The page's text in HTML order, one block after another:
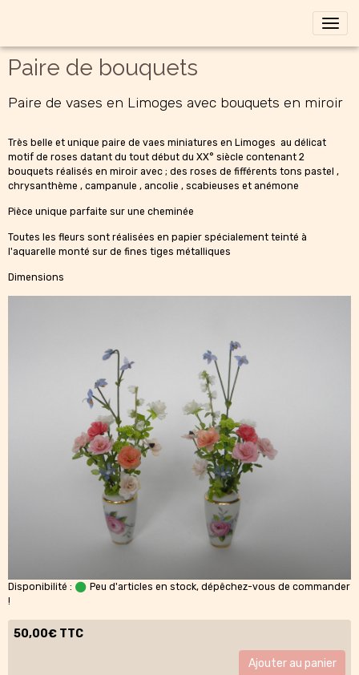
Paire de bouquets
Paire de vases en Limoges avec bouquets en miroir
Très belle et unique paire de vaes miniatures en Limoges au délicat
motif de roses datant du tout début du XX° siècle contenant 2
bouquets réalisés en miroir avec ; des roses de fifférents tons pastel ,
chrysanthème , campanule , ancolie , scabieuses et anémone
Pièce unique parfaite sur une cheminée
Toutes les fleurs sont réalisées en papier spécialement teinté à
l'aquarelle monté sur de fines tiges métalliques
Dimensions
Disponibilité :
Peu d'articles en stock, dépêchez-vous de commander
!
50,00€ TTC
Ajouter au panier